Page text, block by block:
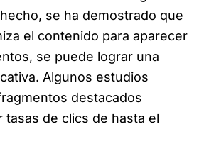
se ha demostrado que
el contenido para aparecer
se puede lograr una
Algunos estudios
destacados
tasas de clics de hasta el